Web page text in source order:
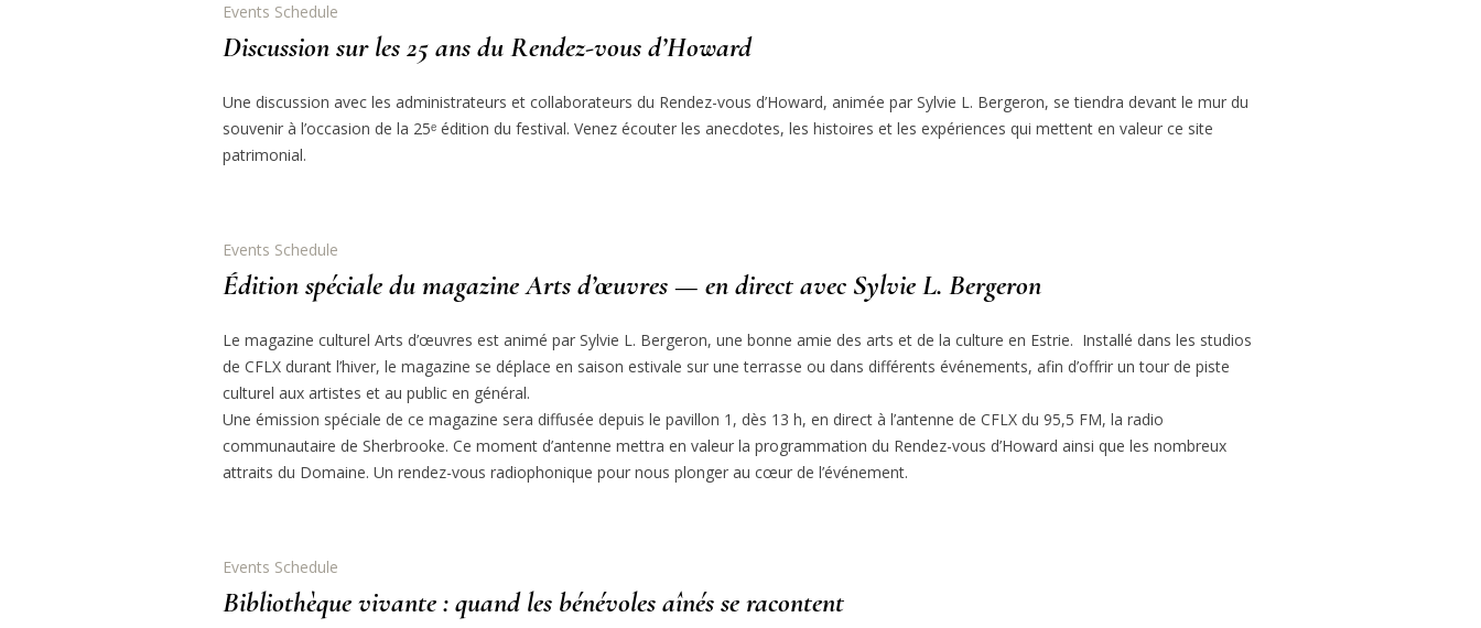
Events Schedule
Discussion sur les 25 ans du Rendez-vous d’Howard
Une discussion avec les administrateurs et collaborateurs du Rendez-vous d’Howard, animée par Sylvie L. Bergeron, se tiendra devant le mur du
souvenir à l’occasion de la 25ᵉ édition du festival. Venez écouter les anecdotes, les histoires et les expériences qui mettent en valeur ce site
patrimonial.
Events Schedule
Édition spéciale du magazine Arts d’œuvres — en direct avec Sylvie L. Bergeron
Le magazine culturel Arts d’œuvres est animé par Sylvie L. Bergeron, une bonne amie des arts et de la culture en Estrie. Installé dans les studios
de CFLX durant l’hiver, le magazine se déplace en saison estivale sur une terrasse ou dans différents événements, afin d’offrir un tour de piste
culturel aux artistes et au public en général.
Une émission spéciale de ce magazine sera diffusée depuis le pavillon 1, dès 13 h, en direct à l’antenne de CFLX du 95,5 FM, la radio
communautaire de Sherbrooke. Ce moment d’antenne mettra en valeur la programmation du Rendez-vous d’Howard ainsi que les nombreux
attraits du Domaine. Un rendez-vous radiophonique pour nous plonger au cœur de l’événement.
Events Schedule
Bibliothèque vivante : quand les bénévoles aînés se racontent